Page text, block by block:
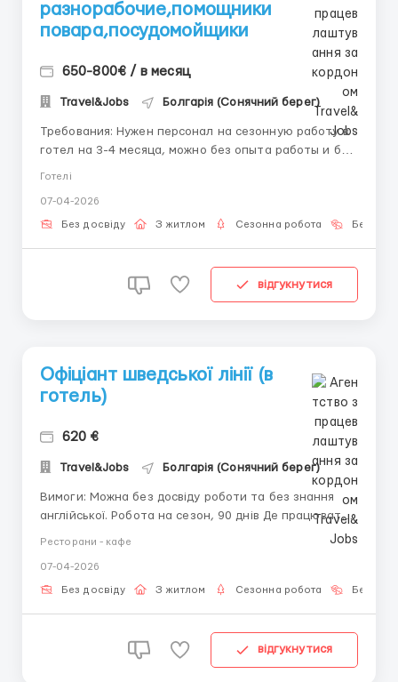
разнорабочие,помощники
повара,посудомойщики
650-800€ / в месяц
Travel&Jobs Болгарія (Сонячний берег)
Требования: Нужен персонал на сезонную работу в
готел на 3-4 месяца, можно без опыта работы и без
Зп 650-800 евро в месяц ( в зависимости от
позиции) Безплатно питание и жилье...
Готелі
07-04-2026
Без досвіду З житлом Сезонна робота Без
відгукнутися
Офіціант шведської лінії (в
готель)
620 €
Travel&Jobs Болгарія (Сонячний берег)
Вимоги: Можна без досвіду роботи та без знання
англійської. Робота на сезон, 90 днів Де працювати?
тиждень Харчування / житло безкоштовно ...
Ресторани - кафе
07-04-2026
Без досвіду З житлом Сезонна робота Без
відгукнутися